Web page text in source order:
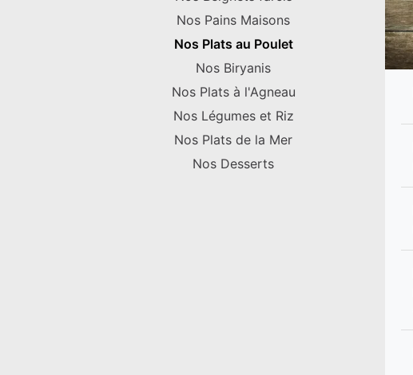
Nos Pains Maisons
Nos Plats au Poulet
Nos Biryanis
Nos Plats à l'Agneau
Nos Légumes et Riz
Nos Plats de la Mer
Nos Desserts